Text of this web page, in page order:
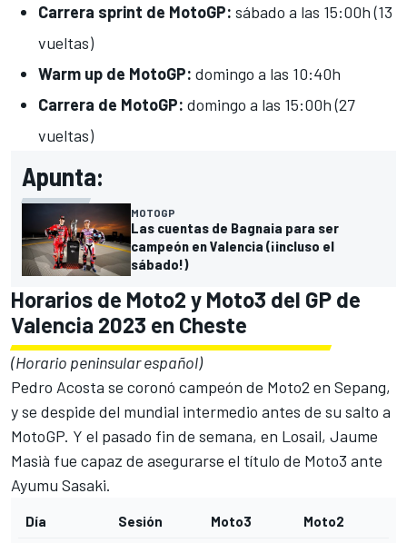
Carrera sprint de MotoGP: sábado a las 15:00h (13
vueltas)
Warm up de MotoGP: domingo a las 10:40h
Carrera de MotoGP: domingo a las 15:00h (27
vueltas)
Apunta:
MOTOGP
Las cuentas de Bagnaia para ser
campeón en Valencia (¡incluso el
sábado!)
Horarios de Moto2 y Moto3 del GP de
Valencia 2023 en Cheste
(Horario peninsular español)
Pedro Acosta se coronó campeón de Moto2 en Sepang,
y se despide del mundial intermedio antes de su salto a
MotoGP. Y el pasado fin de semana, en Losail, Jaume
Masià fue capaz de asegurarse el título de Moto3 ante
Ayumu Sasaki.
Día Sesión Moto3 Moto2